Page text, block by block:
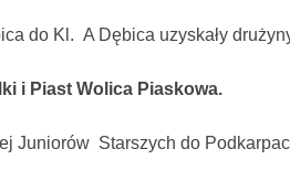
do Kl. A Dębica uzyskały
i Piast Wolica Piaskowa.
Juniorów Starszych do